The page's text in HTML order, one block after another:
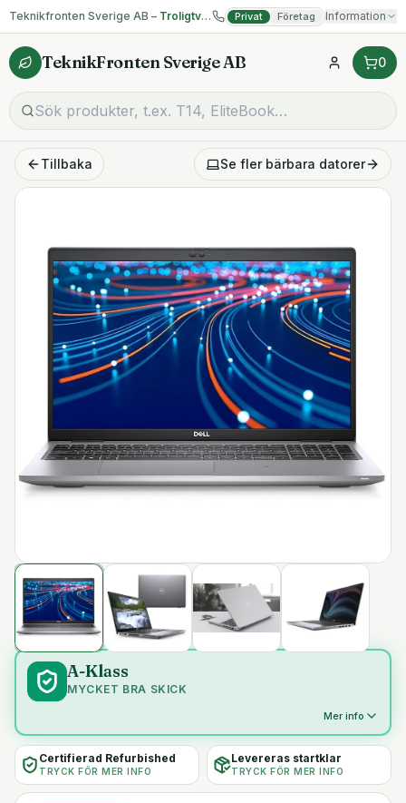
Teknikfronten Sverige AB – Troligtvis billigast på begagnad IT! Privat Företag Information
TeknikFronten Sverige AB 0
Tillbaka Se fler bärbara datorer
A-Klass
MYCKET BRA SKICK
Mer info
Certifierad Refurbished
TRYCK FÖR MER INFO
Levereras startklar
TRYCK FÖR MER INFO